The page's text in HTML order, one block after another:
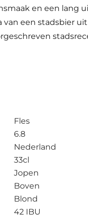
en een lang
een stadsbier
Fles
6.8
Nederland
33cl
Jopen
Boven
Blond
42 IBU